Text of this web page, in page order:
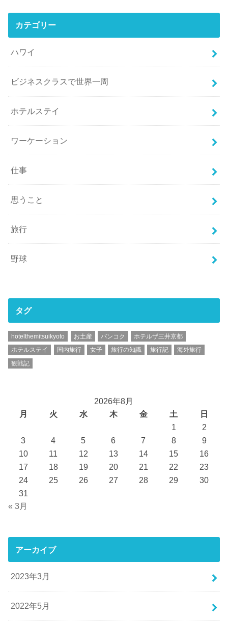
カテゴリー
ハワイ
ビジネスクラスで世界一周
ホテルステイ
ワーケーション
仕事
思うこと
旅行
野球
タグ
hotelthemitsuikyoto お土産 バンコク
ホテルザ三井京都
ホテルステイ
国内旅行 女子 旅行の知識 旅行記
海外旅行
観戦記
2026年8月
月
火 水 木 金 土
日
1
2
3
4 5 6 7 8
9
10
11 12 13 14 15
16
17
18 19 20 21 22
23
24
25 26 27 28 29
30
31
« 3月
アーカイブ
2023年3月
2022年5月